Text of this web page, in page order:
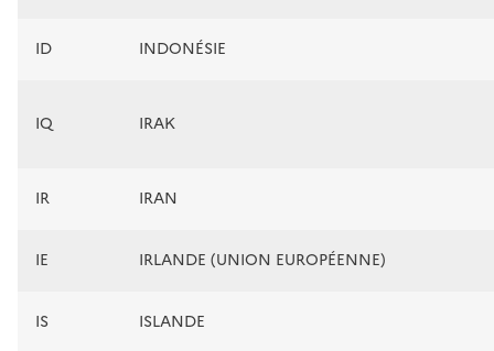
ID INDONÉSIE
IQ IRAK
IR IRAN
IE IRLANDE (UNION EUROPÉENNE)
IS ISLANDE